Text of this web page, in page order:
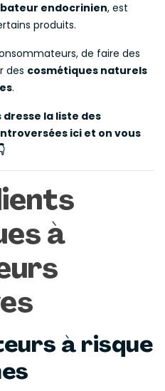
endocrinien, est
produits.
de faire des
des cosmétiques naturels
.
dresse la liste des
ici et on vous
à
à risque